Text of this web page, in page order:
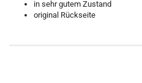
in sehr gutem Zustand
original Rückseite